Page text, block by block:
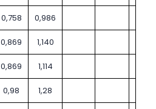
0,758 0,986
0,869 1,140
0,869 1,114
0,98 1,28